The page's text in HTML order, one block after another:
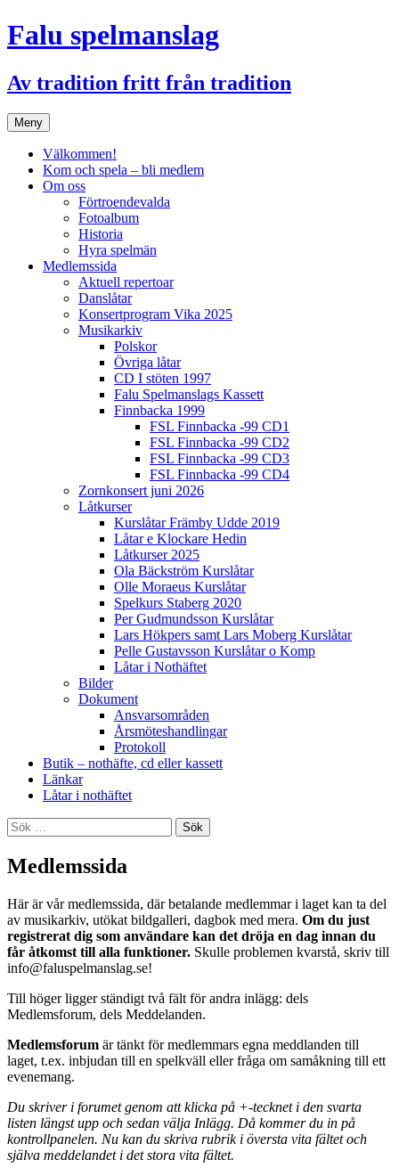
Hoppa
till
Falu spelmanslag
Av tradition fritt från tradition
Meny
Välkommen!
Kom och spela – bli medlem
Om oss
Förtroendevalda
Fotoalbum
Historia
Hyra spelmän
Medlemssida
Aktuell repertoar
Danslåtar
Konsertprogram Vika 2025
Musikarkiv
Polskor
Övriga låtar
CD I stöten 1997
Falu Spelmanslags Kassett
Finnbacka 1999
FSL Finnbacka -99 CD1
FSL Finnbacka -99 CD2
FSL Finnbacka -99 CD3
FSL Finnbacka -99 CD4
Zornkonsert juni 2026
Låtkurser
Kurslåtar Främby Udde 2019
Låtar e Klockare Hedin
Låtkurser 2025
Ola Bäckström Kurslåtar
Olle Moraeus Kurslåtar
Spelkurs Staberg 2020
Per Gudmundsson Kurslåtar
Lars Hökpers samt Lars Moberg Kurslåtar
Pelle Gustavsson Kurslåtar o Komp
Låtar i Nothäftet
Bilder
Dokument
Ansvarsområden
Årsmöteshandlingar
Protokoll
Butik – nothäfte, cd eller kassett
Länkar
Låtar i nothäftet
Sök
efter:
Medlemssida
Här är vår medlemssida, där betalande medlemmar i laget kan ta del
av musikarkiv, utökat bildgalleri, dagbok med mera. Om du just
registrerat dig som användare kan det dröja en dag innan du
får åtkomst till alla funktioner. Skulle problemen kvarstå, skriv till
info@faluspelmanslag.se!
Till höger ligger ständigt två fält för andra inlägg: dels
Medlemsforum, dels Meddelanden.
Medlemsforum är tänkt för medlemmars egna meddlanden till
laget, t.ex. inbjudan till en spelkväll eller fråga om samåkning till ett
evenemang.
Du skriver i forumet genom att klicka på +-tecknet i den svarta
listen längst upp och sedan välja Inlägg. Då kommer du in på
kontrollpanelen. Nu kan du skriva rubrik i översta vita fältet och
själva meddelandet i det stora vita fältet.